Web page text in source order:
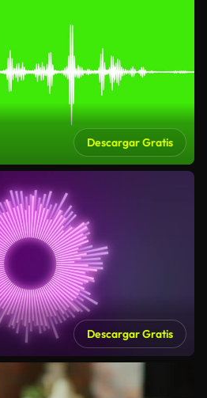
Descargar Gratis
Descargar Gratis